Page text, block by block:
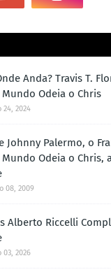
Anda? Travis T.
Odeia o Chris
24, 2024
Johnny Palermo, o
Odeia o Chris,
08, 2009
Alberto Riccelli
03, 2026